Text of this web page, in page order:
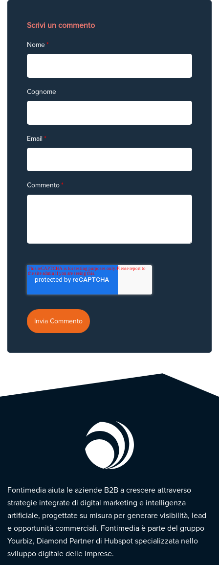
Scrivi un commento
Nome*
Cognome
Email *
Commento*
Fontimedia aiuta le aziende B2B a crescere attraverso
strategie integrate di digital marketing e intelligenza
artificiale, progettate su misura per generare visibilità, lead
e opportunità commerciali. Fontimedia è parte del gruppo
Yourbiz, Diamond Partner di Hubspot specializzata nello
sviluppo digitale delle imprese.